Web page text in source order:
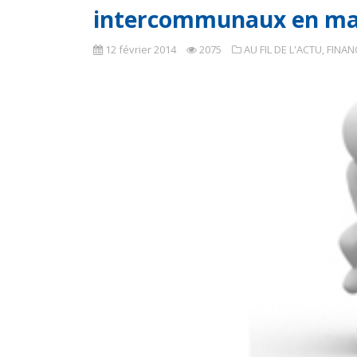
intercommunaux en
12 février 2014 2075 AU FIL DE L'ACTU,